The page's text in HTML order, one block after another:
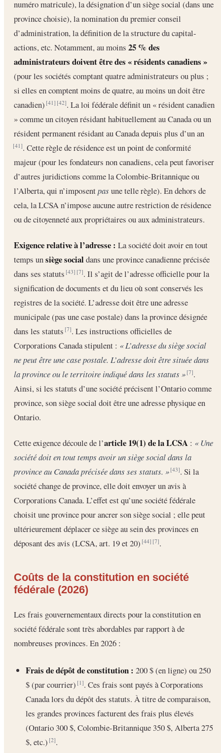
numéro matricule), la désignation d’un siège social (dans une
province choisie), la nomination du premier conseil
d’administration, la définition de la structure du capital-
actions, etc. Notamment, au moins 25 % des
administrateurs doivent être des « résidents canadiens »
(pour les sociétés comptant quatre administrateurs ou plus ;
si elles en comptent moins de quatre, au moins un doit être
canadien)[41] [42]. La loi fédérale définit un « résident canadien
» comme un citoyen résidant habituellement au Canada ou un
résident permanent résidant au Canada depuis plus d’un an
[41]. Cette règle de résidence est un point de conformité
majeur (pour les fondateurs non canadiens, cela peut favoriser
d’autres juridictions comme la Colombie-Britannique ou
l’Alberta, qui n’imposentpas une telle règle). En dehors de
cela, la LCSA n’impose aucune autre restriction de résidence
ou de citoyenneté aux propriétaires ou aux administrateurs.
Exigence relative à l’adresse : La société doit avoir en tout
temps unsiège socialdans une province canadienne précisée
dans ses statuts[43] [7]. Il s’agit de l’adresse officielle pour la
signification de documents et du lieu où sont conservés les
registres de la société. L’adresse doit être une adresse
municipale (pas une case postale) dans la province désignée
dans les statuts[7]. Les instructions officielles de
Corporations Canada stipulent : « L’adresse du siège social
ne peut être une case postale. L’adresse doit être située dans
la province ou le territoire indiqué dans les statuts » [7].
Ainsi, si les statuts d’une société précisent l’Ontario comme
province, son siège social doit être une adresse physique en
Ontario.
Cette exigence découle de l’article 19(1) de la LCSA : « Une
société doit en tout temps avoir un siège social dans la
province au Canada précisée dans ses statuts. » [43]. Si la
société change de province, elle doit envoyer un avis à
Corporations Canada. L’effet est qu’une société fédérale
choisit une province pour ancrer son siège social ; elle peut
ultérieurement déplacer ce siège au sein des provinces en
déposant des avis (LCSA, art. 19 et 20)[44] [7].
Coûts de la constitution en société
fédérale (2026)
Les frais gouvernementaux directs pour la constitution en
société fédérale sont très abordables par rapport à de
nombreuses provinces. En 2026 :
Frais de dépôt de constitution : 200 $ (en ligne) ou 250
$ (par courrier)[1]. Ces frais sont payés à Corporations
Canada lors du dépôt des statuts. À titre de comparaison,
les grandes provinces facturent des frais plus élevés
(Ontario 300 $, Colombie-Britannique 350 $, Alberta 275
$, etc.)[2].